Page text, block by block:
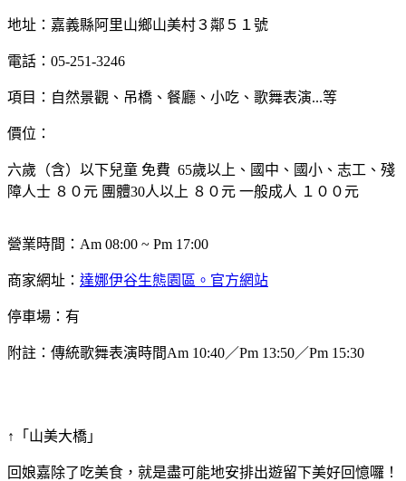
地址：嘉義縣阿里山鄉山美村３鄰５１號
電話：05-251-3246
項目：自然景觀、吊橋、餐廳、小吃、歌舞表演...等
價位：
六歲（含）以下兒童 免費 65歲以上、國中、國小、志工、殘
障人士 ８０元 團體30人以上 ８０元 一般成人 １００元
營業時間：Am 08:00 ~ Pm 17:00
商家網址： 達娜伊谷生態園區。官方網站
停車場：有
附註：傳統歌舞表演時間Am 10:40／Pm 13:50／Pm 15:30
↑「山美大橋」
回娘嘉除了吃美食，就是盡可能地安排出遊留下美好回憶囉！